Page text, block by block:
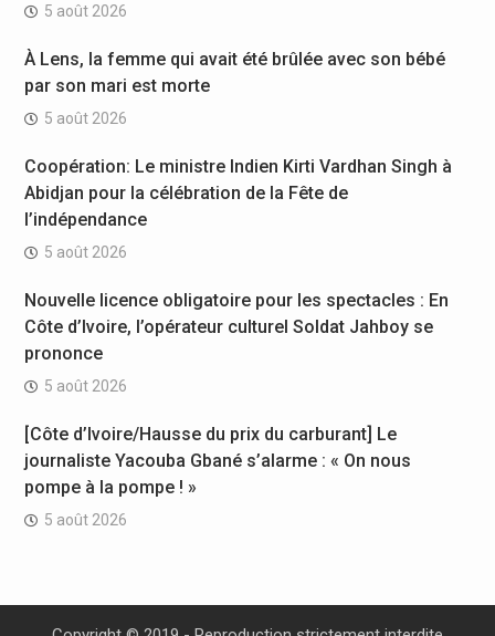
5 août 2026
À Lens, la femme qui avait été brûlée avec son bébé
par son mari est morte
5 août 2026
Coopération: Le ministre Indien Kirti Vardhan Singh à
Abidjan pour la célébration de la Fête de
l’indépendance
5 août 2026
Nouvelle licence obligatoire pour les spectacles : En
Côte d’Ivoire, l’opérateur culturel Soldat Jahboy se
prononce
5 août 2026
[Côte d’Ivoire/Hausse du prix du carburant] Le
journaliste Yacouba Gbané s’alarme : « On nous
pompe à la pompe ! »
5 août 2026